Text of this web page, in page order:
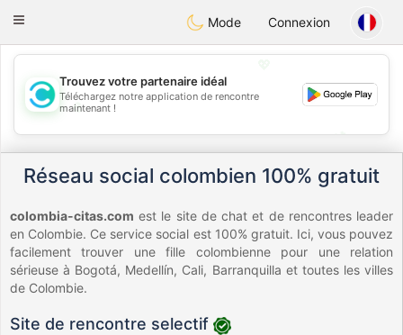
olombiaCitas
Toggle
Mode Connexion
💖
💕
💕
Trouvez votre partenaire idéal
Téléchargez notre application de rencontre
maintenant !
Réseau social colombien 100% gratuit
colombia-citas.com est le site de chat et de rencontres leader
en Colombie. Ce service social est 100% gratuit. Ici, vous pouvez
facilement trouver une fille colombienne pour une relation
sérieuse à Bogotá, Medellín, Cali, Barranquilla et toutes les villes
de Colombie.
Site de rencontre selectif